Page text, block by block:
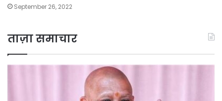
September 26, 2022
ताज़ा समाचार